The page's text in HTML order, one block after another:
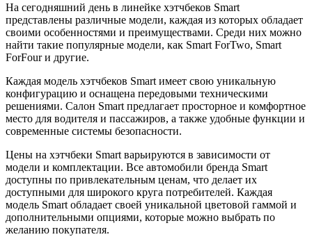
На сегодняшний день в линейке хэтчбеков Smart
представлены различные модели, каждая из которых обладает
своими особенностями и преимуществами. Среди них можно
найти такие популярные модели, как Smart ForTwo, Smart
ForFour и другие.
Каждая модель хэтчбеков Smart имеет свою уникальную
конфигурацию и оснащена передовыми техническими
решениями. Салон Smart предлагает просторное и комфортное
место для водителя и пассажиров, а также удобные функции и
современные системы безопасности.
Цены на хэтчбеки Smart варьируются в зависимости от
модели и комплектации. Все автомобили бренда Smart
доступны по привлекательным ценам, что делает их
доступными для широкого круга потребителей. Каждая
модель Smart обладает своей уникальной цветовой гаммой и
дополнительными опциями, которые можно выбрать по
желанию покупателя.